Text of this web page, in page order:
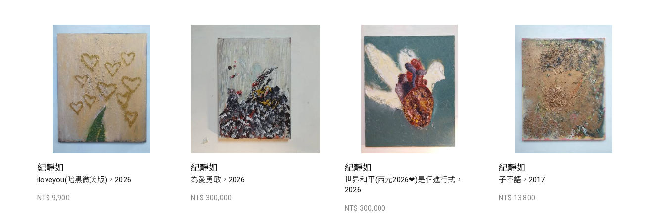
紀靜如
iloveyou(暗黑微笑版)，2026
NT$ 9,900
紀靜如
為愛勇敢，2026
NT$ 300,000
紀靜如
世界和平(西元2026❤)是個進行式，
2026
NT$ 300,000
紀靜如
子不語，2017
NT$ 13,800